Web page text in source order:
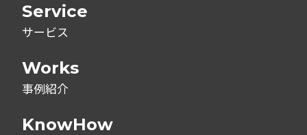
Service
サービス
Works
事例紹介
KnowHow